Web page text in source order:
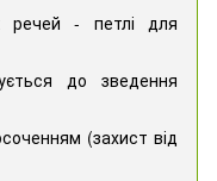
речей - петлі для
до зведення
(захист від